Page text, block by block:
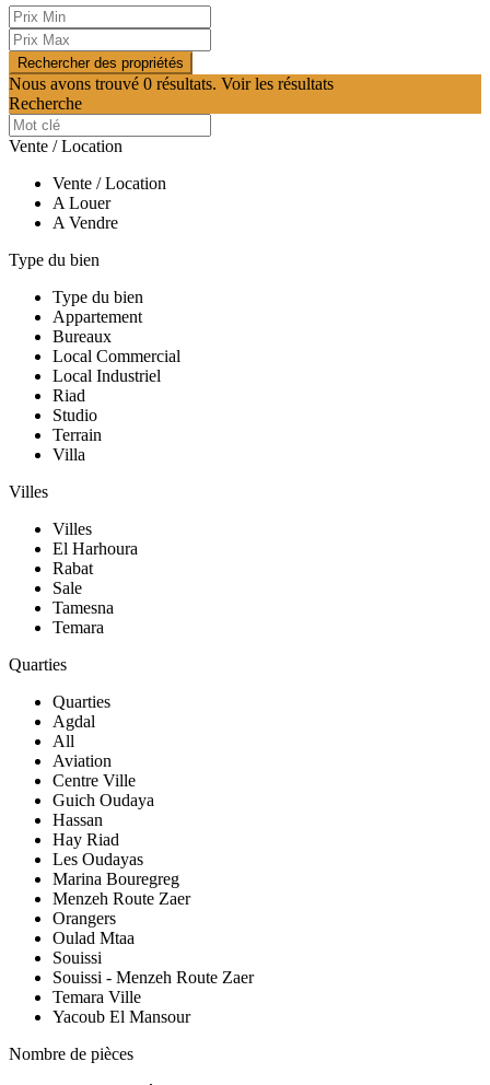
Nous avons trouvé 0 résultats. Voir les résultats
Recherche
Vente / Location
Vente / Location
A Louer
A Vendre
Type du bien
Type du bien
Appartement
Bureaux
Local Commercial
Local Industriel
Riad
Studio
Terrain
Villa
Villes
Villes
El Harhoura
Rabat
Sale
Tamesna
Temara
Quarties
Quarties
Agdal
All
Aviation
Centre Ville
Guich Oudaya
Hassan
Hay Riad
Les Oudayas
Marina Bouregreg
Menzeh Route Zaer
Orangers
Oulad Mtaa
Souissi
Souissi - Menzeh Route Zaer
Temara Ville
Yacoub El Mansour
Nombre de pièces